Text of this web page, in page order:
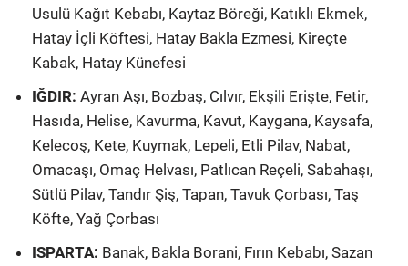
Usulü Kağıt Kebabı, Kaytaz Böreği, Katıklı Ekmek,
Hatay İçli Köftesi, Hatay Bakla Ezmesi, Kireçte
Kabak, Hatay Künefesi
IĞDIR: Ayran Aşı, Bozbaş, Cılvır, Ekşili Erişte, Fetir,
Hasıda, Helise, Kavurma, Kavut, Kaygana, Kaysafa,
Kelecoş, Kete, Kuymak, Lepeli, Etli Pilav, Nabat,
Omacaşı, Omaç Helvası, Patlıcan Reçeli, Sabahaşı,
Sütlü Pilav, Tandır Şiş, Tapan, Tavuk Çorbası, Taş
Köfte, Yağ Çorbası
ISPARTA: Banak, Bakla Borani, Fırın Kebabı, Sazan